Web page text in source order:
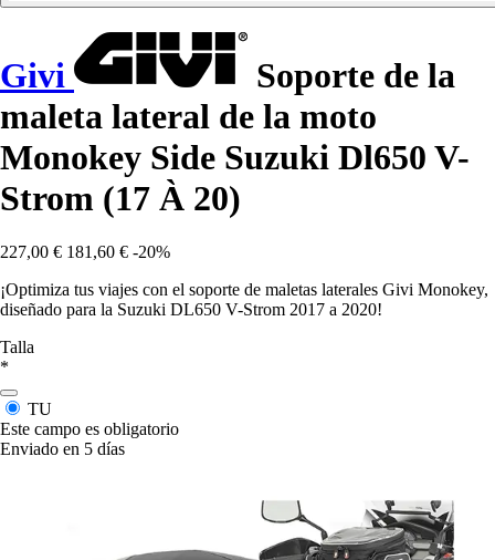
Givi
Soporte de la
maleta lateral de la moto
Monokey Side Suzuki Dl650 V-
Strom (17 À 20)
227,00 € 181,60 € -20%
¡Optimiza tus viajes con el soporte de maletas laterales Givi Monokey,
diseñado para la Suzuki DL650 V-Strom 2017 a 2020!
Talla
*
TU
Este campo es obligatorio
Enviado en 5 días